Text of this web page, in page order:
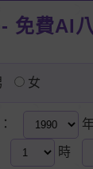
免費AI
女
年
時